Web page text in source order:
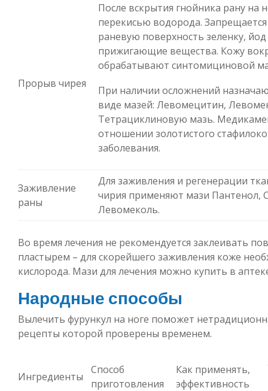
Прорыв чирея
После вскрытия гнойника рану на
перекисью водорода.
раневую поверхность зеленку,
прижигающие вещества. Кожу
обрабатывают синтомициновой
При наличии осложнений
виде мазей: Левомецитин,
Тетрациклиновую мазь.
отношении золотистого
заболевания.
Заживление
раны
Для заживления и регенерации
чирия применяют мази Пантенол,
Левомеколь.
Во время лечения не рекомендуется заклеивать
пластырем – для скорейшего заживления коже
кислорода. Мази для лечения можно купить в
Народные способы
Вылечить фурункул на ноге поможет
рецепты которой проверены временем.
Ингредиенты
Способ
приготовления
Как применять,
эффективность